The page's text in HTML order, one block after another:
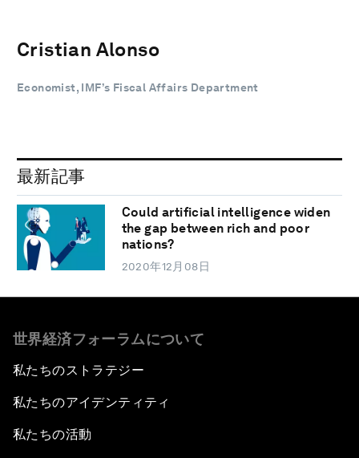
Cristian Alonso
Economist, IMF’s Fiscal Affairs Department
最新記事
Could artificial intelligence widen
the gap between rich and poor
nations?
2020年12月08日
世界経済フォーラムについて
私たちのストラテジー
私たちのアイデンティティ
私たちの活動